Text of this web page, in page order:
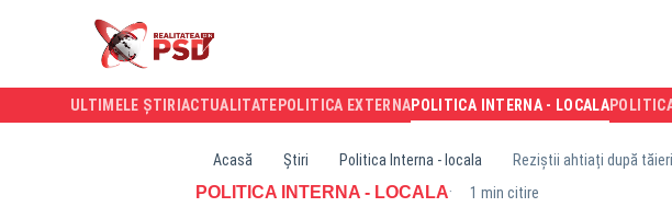
ULTIMELE ȘTIRI ACTUALITATE POLITICA EXTERNAPOLITICA INTERNA - LOCALA
Acasă Știri Politica Interna - locala Reziștii ahtiați după
POLITICA INTERNA - LOCALA· 1 min citire